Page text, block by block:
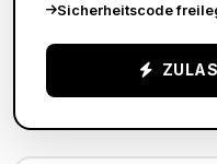
Sicherheitscode